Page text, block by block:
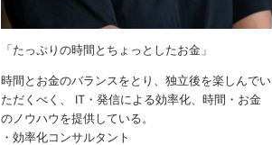
「たっぷりの時間とちょっとしたお金」
時間とお金のバランスをとり、独立後を楽しんでい
ただくべく、 IT・発信による効率化、時間・お金
のノウハウを提供している。
・効率化コンサルタント